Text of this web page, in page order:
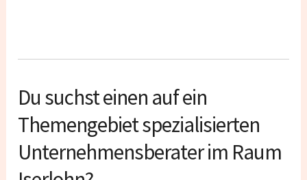
Du suchst einen auf ein
Themengebiet spezialisierten
Unternehmensberater im Raum